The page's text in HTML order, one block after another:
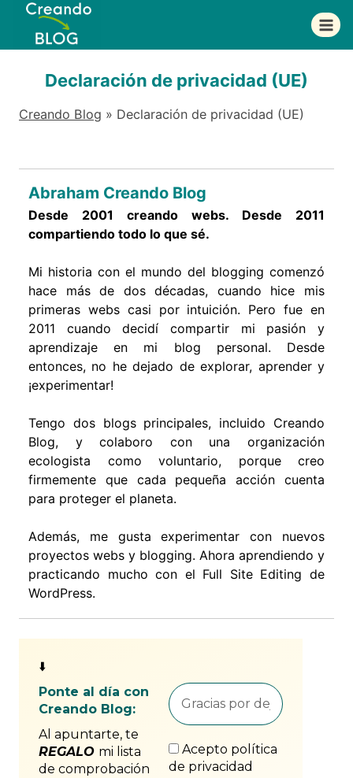
Saltar
contenido
Declaración de privacidad (UE)
Creando Blog » Declaración de privacidad (UE)
Abraham Creando Blog
Desde 2001 creando webs. Desde 2011
compartiendo todo lo que sé.
Mi historia con el mundo del blogging comenzó
hace más de dos décadas, cuando hice mis
primeras webs casi por intuición. Pero fue en
2011 cuando decidí compartir mi pasión y
aprendizaje en mi blog personal. Desde
entonces, no he dejado de explorar, aprender y
¡experimentar!
Tengo dos blogs principales, incluido Creando
Blog, y colaboro con una organización
ecologista como voluntario, porque creo
firmemente que cada pequeña acción cuenta
para proteger el planeta.
Además, me gusta experimentar con nuevos
proyectos webs y blogging. Ahora aprendiendo y
practicando mucho con el Full Site Editing de
WordPress.
⬇️
Ponte al día con
Creando Blog:
Al apuntarte, te
REGALO mi lista
de comprobación
Acepto política
de privacidad